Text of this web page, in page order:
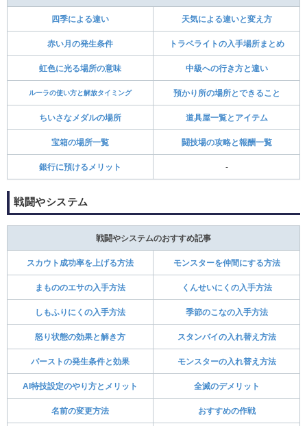
四季による違い 天気による違いと変え方
赤い月の発生条件 トラベライトの入手場所まとめ
虹色に光る場所の意味 中級への行き方と違い
ルーラの使い方と解放タイミング 預かり所の場所とできること
ちいさなメダルの場所 道具屋一覧とアイテム
宝箱の場所一覧 闘技場の攻略と報酬一覧
銀行に預けるメリット ‐
戦闘やシステム
戦闘やシステムのおすすめ記事
スカウト成功率を上げる方法 モンスターを仲間にする方法
まもののエサの入手方法 くんせいにくの入手方法
しもふりにくの入手方法 季節のこなの入手方法
怒り状態の効果と解き方 スタンバイの入れ替え方法
バーストの発生条件と効果 モンスターの入れ替え方法
AI特技設定のやり方とメリット 全滅のデメリット
名前の変更方法 おすすめの作戦